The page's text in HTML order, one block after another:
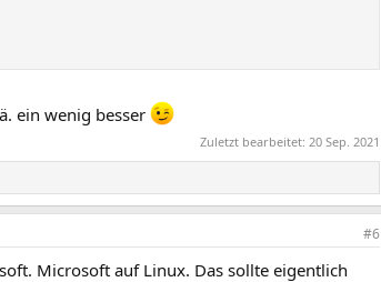
ein wenig besser
Zuletzt bearbeitet: 20 Sep. 2021
#6
Microsoft auf Linux. Das sollte eigentlich